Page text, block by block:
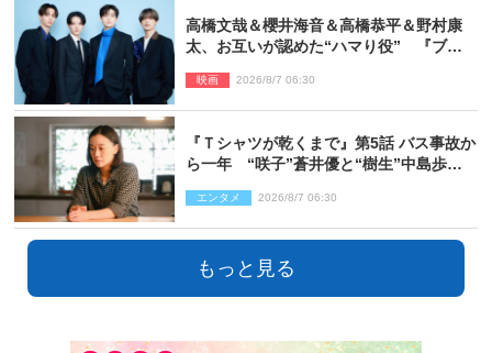
高橋文哉＆櫻井海音＆高橋恭平＆野村康
太、お互いが認めた“ハマり役” 『ブル
映画 2026/8/7 06:30
『Ｔシャツが乾くまで』第5話 バス事故か
ら一年 “咲子”蒼井優と“樹生”中島歩は
エンタメ 2026/8/7 06:30
もっと見る